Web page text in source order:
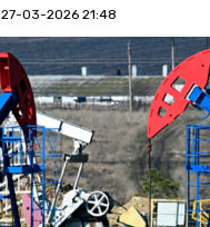
27-03-2026 21:48